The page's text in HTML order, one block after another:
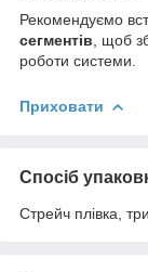
Рекомендуємо
сегментів , щоб
роботи системи.
Приховати
Спосіб
Стрейч плівка,